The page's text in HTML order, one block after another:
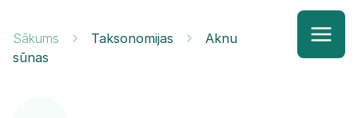
Sākums Taksonomijas
Aknu
sūnas